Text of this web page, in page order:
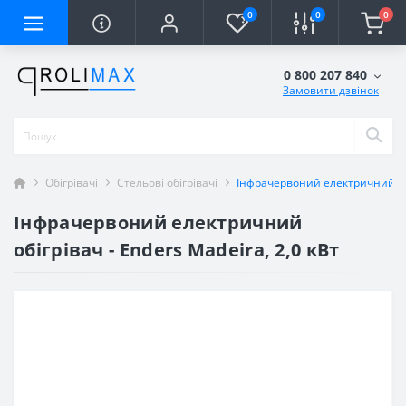
0 0 0
0 800 207 840
Замовити дзвінок
Обігрівачі Стельові обігрівачі Інфрачервоний електричний
Інфрачервоний електричний
обігрівач - Enders Madeira, 2,0 кВт